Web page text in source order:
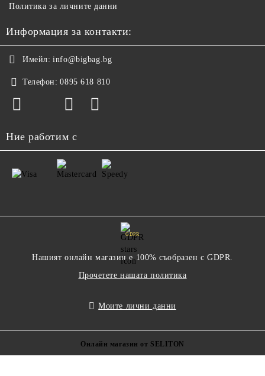
Политика за личните данни
Информация за контакти:
Имейл: info@bigbag.bg
Телефон: 0895 618 810
Ние работим с
GDPR
Нашият онлайн магазин е 100% съобразен с GDPR.
Прочетете нашата политика
Моите лични данни
Онлайн магазин от SELITON